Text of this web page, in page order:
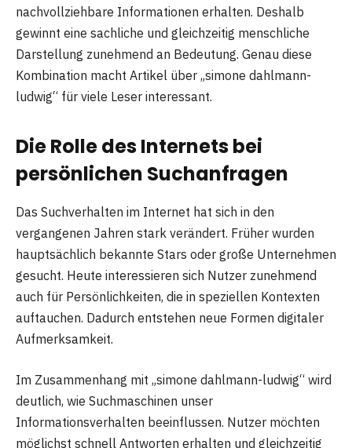
nachvollziehbare Informationen erhalten. Deshalb
gewinnt eine sachliche und gleichzeitig menschliche
Darstellung zunehmend an Bedeutung. Genau diese
Kombination macht Artikel über „simone dahlmann-
ludwig“ für viele Leser interessant.
Die Rolle des Internets bei
persönlichen Suchanfragen
Das Suchverhalten im Internet hat sich in den
vergangenen Jahren stark verändert. Früher wurden
hauptsächlich bekannte Stars oder große Unternehmen
gesucht. Heute interessieren sich Nutzer zunehmend
auch für Persönlichkeiten, die in speziellen Kontexten
auftauchen. Dadurch entstehen neue Formen digitaler
Aufmerksamkeit.
Im Zusammenhang mit „simone dahlmann-ludwig“ wird
deutlich, wie Suchmaschinen unser
Informationsverhalten beeinflussen. Nutzer möchten
möglichst schnell Antworten erhalten und gleichzeitig